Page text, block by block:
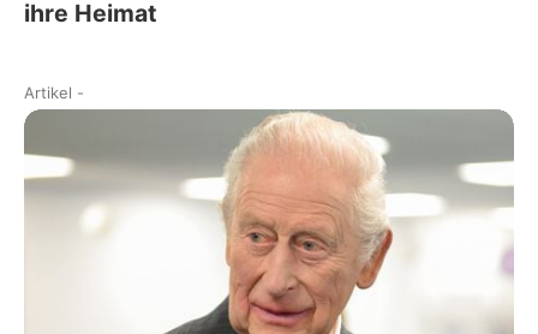
ihre Heimat
Artikel -